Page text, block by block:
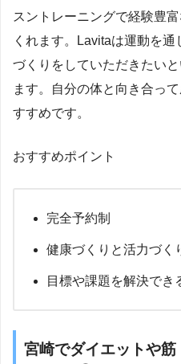
スントレーニングで経験豊
くれます。Lavitaは運動を
づくりをしていただきたい
ます。自分の体と向き合っ
すすめです。
おすすめポイント
完全予約制
健康づくりと活力づく
目標や課題を解決でき
宮崎でダイエットや